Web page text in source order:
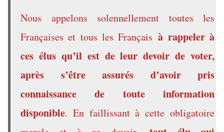
Nous appelons solennellement toutes les
Françaises et tous les Françaisà rappeler à
ces élus qu’il est de leur devoir de voter,
après s’être assurés d’avoir pris
connaissance de toute information
disponible. En faillissant à cette obligatoire